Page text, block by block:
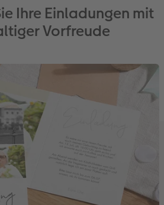
Ihre Einladungen mit
Vorfreude